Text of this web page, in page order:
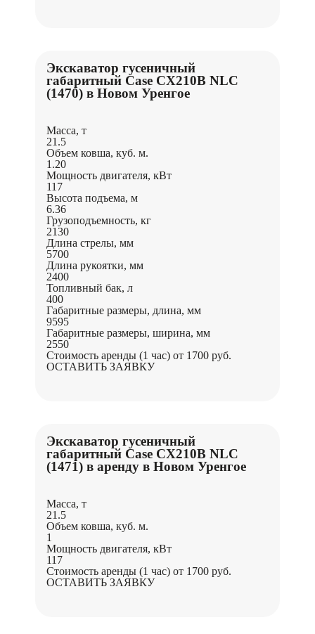
Экскаватор гусеничный
габаритный Case CX210B NLC
(1470) в Новом Уренгое
Масса, т
21.5
Объем ковша, куб. м.
1.20
Мощность двигателя, кВт
117
Высота подъема, м
6.36
Грузоподъемность, кг
2130
Длина стрелы, мм
5700
Длина рукоятки, мм
2400
Топливный бак, л
400
Габаритные размеры, длина, мм
9595
Габаритные размеры, ширина, мм
2550
Стоимость аренды (1 час) от 1700 руб.
ОСТАВИТЬ ЗАЯВКУ
Экскаватор гусеничный
габаритный Case CX210B NLC
(1471) в аренду в Новом Уренгое
Масса, т
21.5
Объем ковша, куб. м.
1
Мощность двигателя, кВт
117
Стоимость аренды (1 час) от 1700 руб.
ОСТАВИТЬ ЗАЯВКУ